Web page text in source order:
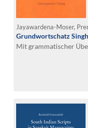
Jayawardena-Moser,
Grundwortschatz
Mit grammatischer